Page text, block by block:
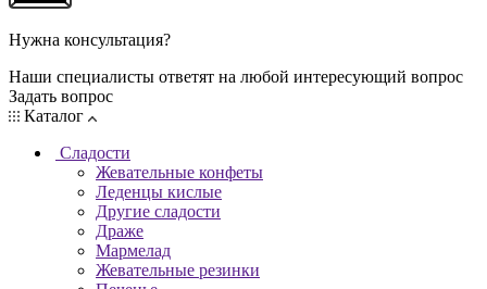
Нужна консультация?
Наши специалисты ответят на любой интересующий вопрос
Задать вопрос
Каталог
Сладости
Жевательные конфеты
Леденцы кислые
Другие сладости
Драже
Мармелад
Жевательные резинки